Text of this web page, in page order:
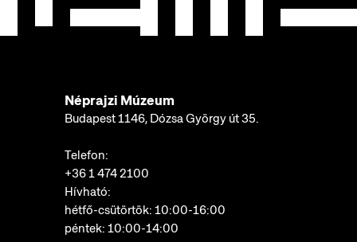
Néprajzi Múzeum
Budapest 1146, Dózsa György út 35.
Telefon:
+36 1 474 2100
Hívható:
hétfő-csütörtök: 10:00-16:00
péntek: 10:00-14:00